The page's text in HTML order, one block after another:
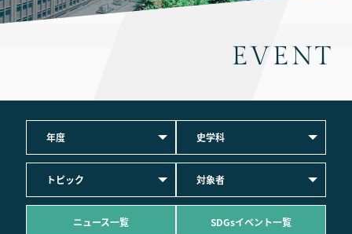
EVENT
年度 史学科
トピック 対象者
ニュース一覧 SDGsイベント一覧